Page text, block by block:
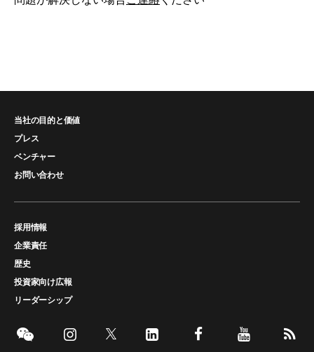
当社の目的と価値
プレス
ベンチャー
お問い合わせ
採用情報
企業責任
歴史
投資家向け広報
リーダーシップ